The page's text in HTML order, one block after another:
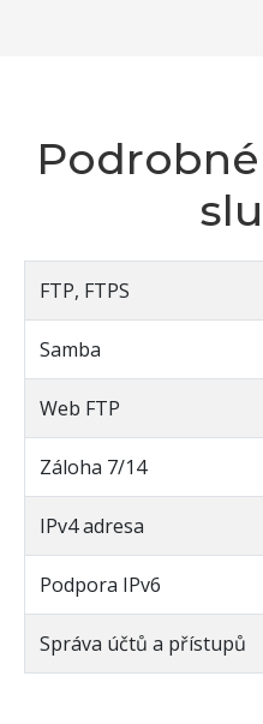
FTP, FTPS
Samba
Web FTP
Záloha 7/14
IPv4 adresa
Podpora IPv6
Správa účtů a přístupů